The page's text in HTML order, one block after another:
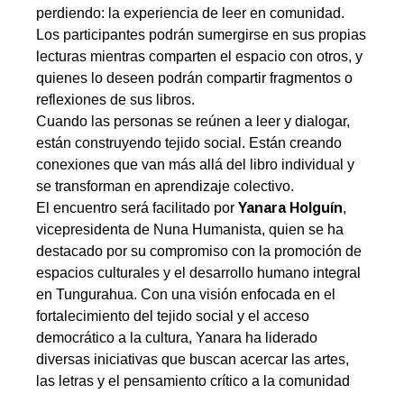
perdiendo: la experiencia de leer en comunidad.
Los participantes podrán sumergirse en sus propias
lecturas mientras comparten el espacio con otros, y
quienes lo deseen podrán compartir fragmentos o
reflexiones de sus libros.
Cuando las personas se reúnen a leer y dialogar,
están construyendo tejido social. Están creando
conexiones que van más allá del libro individual y
se transforman en aprendizaje colectivo.
El encuentro será facilitado por Yanara Holguín,
vicepresidenta de Nuna Humanista, quien se ha
destacado por su compromiso con la promoción de
espacios culturales y el desarrollo humano integral
en Tungurahua. Con una visión enfocada en el
fortalecimiento del tejido social y el acceso
democrático a la cultura, Yanara ha liderado
diversas iniciativas que buscan acercar las artes,
las letras y el pensamiento crítico a la comunidad